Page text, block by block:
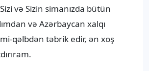
və Sizin simanızda bütün
və Azərbaycan xalqı
qəlbdən təbrik edir, ən xoş